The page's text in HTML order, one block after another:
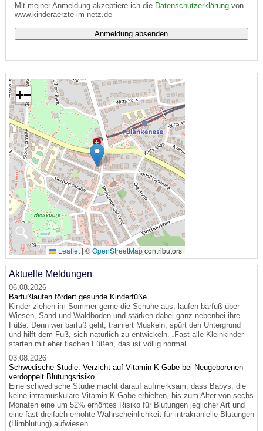
Mit meiner Anmeldung akzeptiere ich die Datenschutzerklärungvon
www.kinderaerzte-im-netz.de
🔍
+−
Leaflet | ©OpenStreetMapcontributors
Aktuelle Meldungen
06.08.2026
Barfußlaufen fördert gesunde Kinderfüße
Kinder ziehen im Sommer gerne die Schuhe aus, laufen barfuß über
Wiesen, Sand und Waldboden und stärken dabei ganz nebenbei ihre
Füße. Denn wer barfuß geht, trainiert Muskeln, spürt den Untergrund
und hilft dem Fuß, sich natürlich zu entwickeln. „Fast alle Kleinkinder
starten mit eher flachen Füßen, das ist völlig normal.
03.08.2026
Schwedische Studie: Verzicht auf Vitamin-K-Gabe bei Neugeborenen
verdoppelt Blutungsrisiko
Eine schwedische Studie macht darauf aufmerksam, dass Babys, die
keine intramuskuläre Vitamin-K-Gabe erhielten, bis zum Alter von sechs
Monaten eine um 52% erhöhtes Risiko für Blutungen jeglicher Art und
eine fast dreifach erhöhte Wahrscheinlichkeit für intrakranielle Blutungen
(Hirnblutung) aufwiesen.